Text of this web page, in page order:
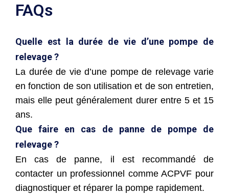
FAQs
Quelle est la durée de vie d’une pompe de
relevage ?
La durée de vie d’une pompe de relevage varie
en fonction de son utilisation et de son entretien,
mais elle peut généralement durer entre 5 et 15
ans.
Que faire en cas de panne de pompe de
relevage ?
En cas de panne, il est recommandé de
contacter un professionnel comme ACPVF pour
diagnostiquer et réparer la pompe rapidement.